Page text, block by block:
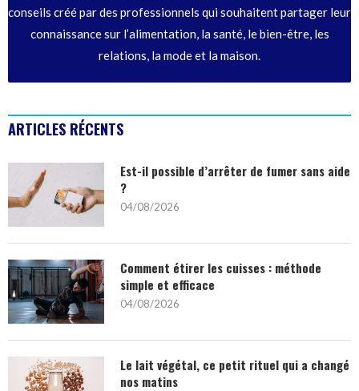
conseils créé par des professionnels qui souhaitent partager leur
connaissance sur l’alimentation, la santé, le bien-être, les
relations, la mode et la maison.
ARTICLES RÉCENTS
Est-il possible d’arrêter de fumer sans aide
?
04/08/2026
Comment étirer les cuisses : méthode
simple et efficace
04/08/2026
Le lait végétal, ce petit rituel qui a changé
nos matins